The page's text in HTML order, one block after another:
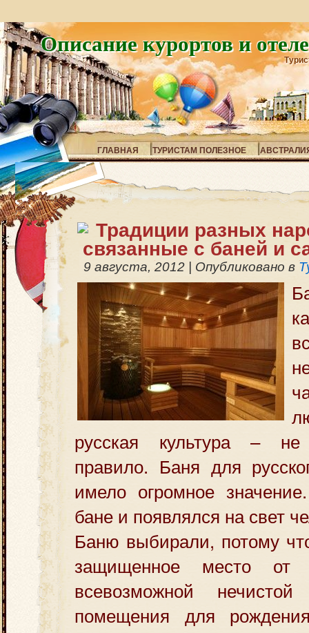
Описание курортов и
ГЛАВНАЯ ТУРИСТАМ ПОЛЕЗНОЕ
Традиции разных
связанные с баней и
9 августа, 2012 Опубликовано в
русская культура –
правило. Баня для
имело огромное значение.
бане и появлялся на свет
Баню выбирали, потому
защищенное место
всевозможной
помещения для